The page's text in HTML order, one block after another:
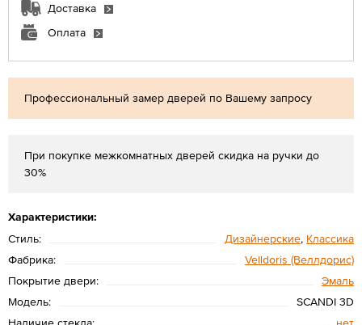
Профессиональный замер дверей по Вашему запросу
При покупке межкомнатных дверей скидка на ручки до
30%
Характеристики:
Стиль:
Дизайнерские, Классика
Фабрика:
Velldoris (Веллдорис)
Покрытие двери:
Эмаль
Модель:
SCANDI 3D
Наличие стекла:
нет
Доставка
Оплата